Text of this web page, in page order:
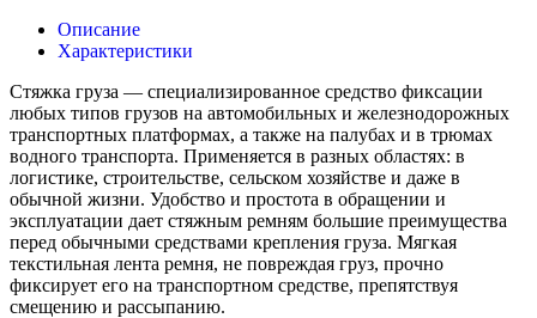
Описание
Характеристики
Стяжка груза — специализированное средство фиксации
любых типов грузов на автомобильных и железнодорожных
транспортных платформах, а также на палубах и в трюмах
водного транспорта. Применяется в разных областях: в
логистике, строительстве, сельском хозяйстве и даже в
обычной жизни. Удобство и простота в обращении и
эксплуатации дает стяжным ремням большие преимущества
перед обычными средствами крепления груза. Мягкая
текстильная лента ремня, не повреждая груз, прочно
фиксирует его на транспортном средстве, препятствуя
смещению и рассыпанию.